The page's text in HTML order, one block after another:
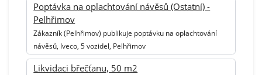
Poptávka na oplachtování návěsů (Ostatní) -
Pelhřimov
Zákazník (Pelhřimov) publikuje poptávku na oplachtování
návěsů, Iveco, 5 vozidel, Pelhřimov
Likvidaci břečťanu, 50 m2